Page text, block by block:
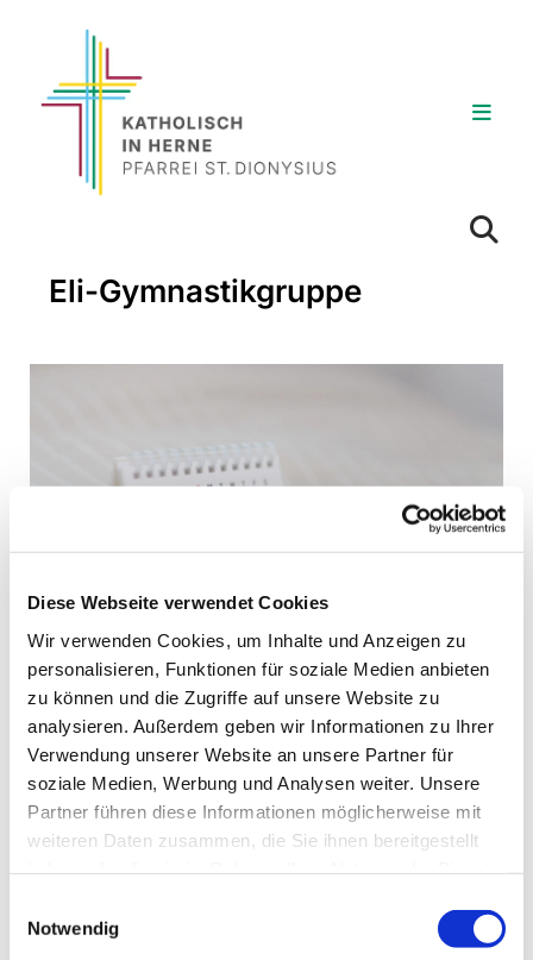
Diese Webseite verwendet Cookies
Wir verwenden Cookies, um Inhalte und Anzeigen zu
personalisieren, Funktionen für soziale Medien anbieten
zu können und die Zugriffe auf unsere Website zu
analysieren. Außerdem geben wir Informationen zu Ihrer
Verwendung unserer Website an unsere Partner für
soziale Medien, Werbung und Analysen weiter. Unsere
Partner führen diese Informationen möglicherweise mit
weiteren Daten zusammen, die Sie ihnen bereitgestellt
Notwendig
Eli-Gymnastikgruppe
Donnerstag, 28. Januar 2027,
08:30 Uhr
Pfarrzentrum St. Dionysius,
Bahnhofstraße 38, 44623 Herne